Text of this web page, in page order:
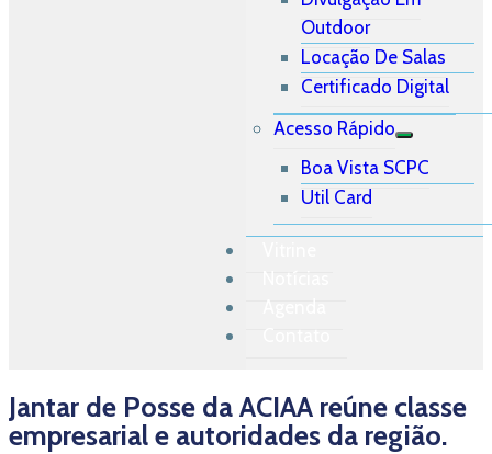
Outdoor
Locação De Salas
Certificado Digital
Acesso Rápido
Boa Vista SCPC
Util Card
Jantar de Posse da ACIAA reúne classe
empresarial e autoridades da região.